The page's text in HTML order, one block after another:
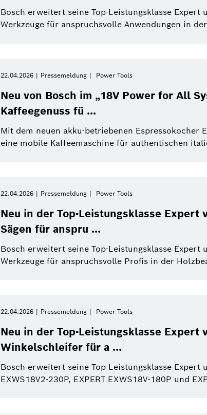
Bosch erweitert seine Top-Leistungsklasse Expert
Werkzeuge für anspruchsvolle Anwendungen in
22.04.2026 Pressemeldung Power Tools
Neu von Bosch im „18V Power for All
Kaffeegenuss fü ...
Mit dem neuen akku-betriebenen Espressokocher
eine mobile Kaffeemaschine für authentischen
22.04.2026 Pressemeldung Power Tools
Neu in der Top-Leistungsklasse Expert
Sägen für anspru ...
Bosch erweitert seine Top-Leistungsklasse Expert
Werkzeuge für anspruchsvolle Profis in der
22.04.2026 Pressemeldung Power Tools
Neu in der Top-Leistungsklasse Expert
Winkelschleifer für a ...
Bosch erweitert seine Top-Leistungsklasse Expert
EXWS18V2-230P, EXPERT EXWS18V-180P und